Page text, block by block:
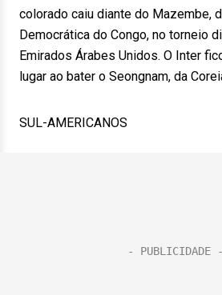
colorado caiu diante do Mazembe,
Democrática do Congo, no torneio
Emirados Árabes Unidos. O Inter
lugar ao bater o Seongnam, da
SUL-AMERICANOS